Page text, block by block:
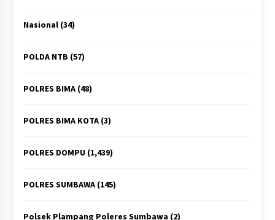
Nasional(34)
POLDA NTB (57)
POLRES BIMA(48)
POLRES BIMA KOTA(3)
POLRES DOMPU(1,439)
POLRES SUMBAWA(145)
Polsek Plampang Poleres Sumbawa (2)